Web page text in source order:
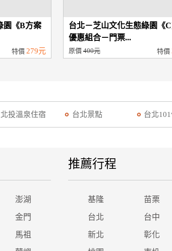
園《B方案
特價279元
台北－芝山文化生態綠園《
優惠組合－門票...
原價400元 特價
北投溫泉住宿 台北景點 台北
澎湖
金門
馬祖
推薦行程
基隆 苗栗
台北 台中
新北 彰化